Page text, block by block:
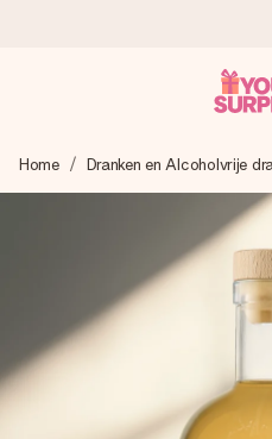
We maken jouw cadeau met
razendsnel onderweg is -
het juiste moment,
4,8 (gebaseerd op
Onze cadeaus worden
ons met een 4,7 op Google
Home Dranken en Alcoholvrije